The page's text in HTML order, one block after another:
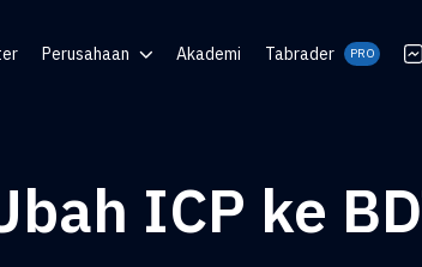
Perusahaan Akademi Tabrader PRO
ICP ke